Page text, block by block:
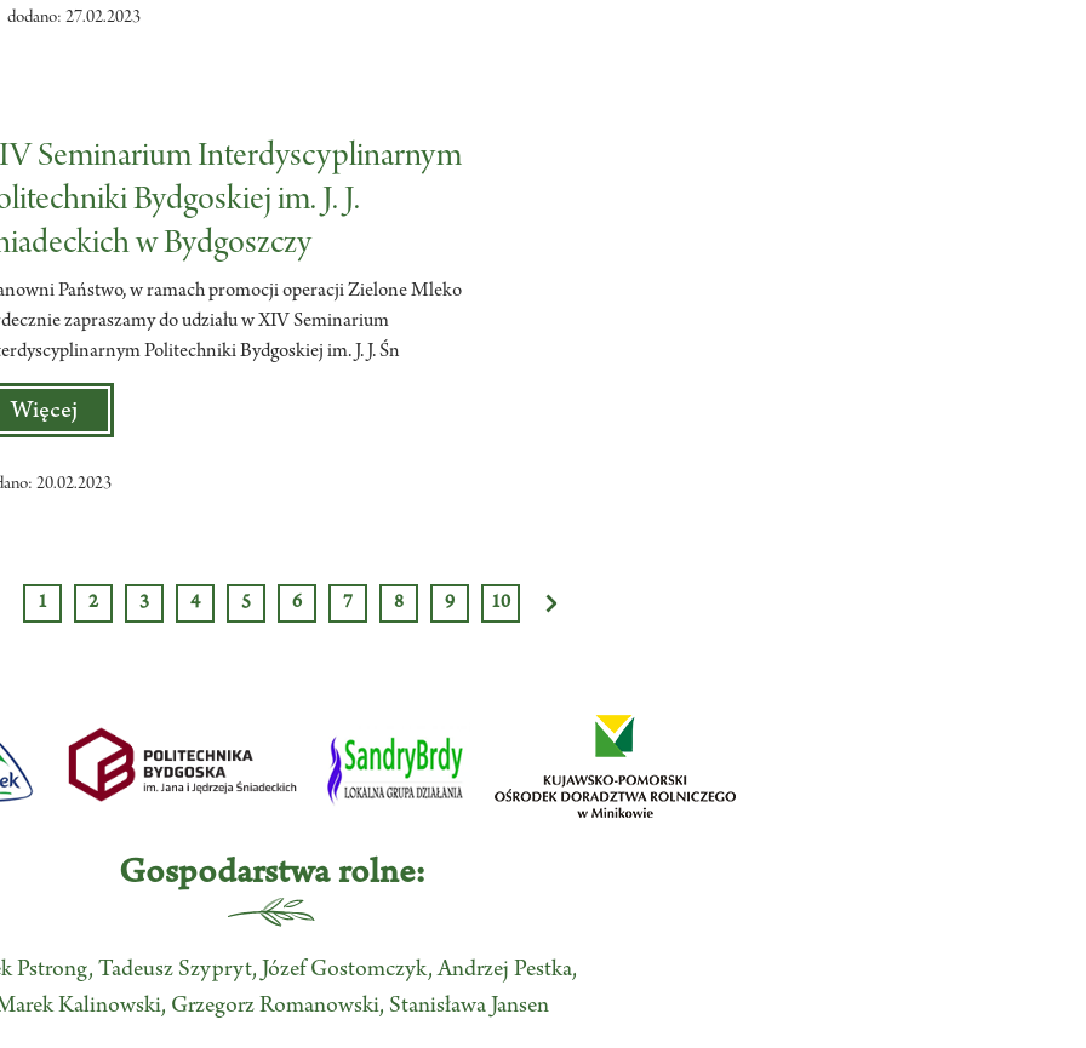
dodano: 27.02.2023
Seminarium Interdyscyplinarnym
Bydgoskiej im. J. J.
w Bydgoszczy
Państwo, w ramach promocji operacji Zielone Mleko
zapraszamy do udziału w XIV Seminarium
Politechniki Bydgoskiej im. J. J. Śn
Więcej
20.02.2023
1 2 3 4 5 6 7 8 9 10
Gospodarstwa rolne:
Pstrong, Tadeusz Szypryt, Józef Gostomczyk, Andrzej Pestka,
Kalinowski, Grzegorz Romanowski, Stanisława Jansen